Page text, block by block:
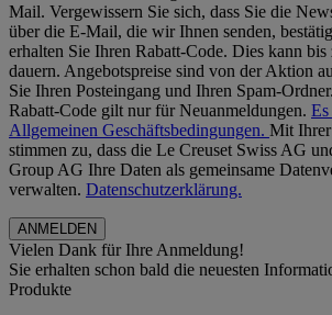
Mail. Vergewissern Sie sich, dass Sie die
über die E-Mail, die wir Ihnen senden,
erhalten Sie Ihren Rabatt-Code. Dies kann
dauern. Angebotspreise sind von der Aktion
Sie Ihren Posteingang und Ihren Spam-
Rabatt-Code gilt nur für Neuanmeldungen.
Allgemeinen Geschäftsbedingungen. Mit
stimmen zu, dass die Le Creuset Swiss AG
Group AG Ihre Daten als gemeinsame
verwalten. Datenschutzerklärung.
Vielen Dank für Ihre Anmeldung!
Sie erhalten schon bald die neuesten
Produkte